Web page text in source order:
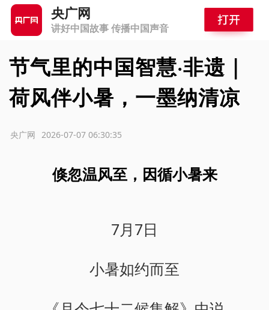
央广网
讲好中国故事 传播中国声音
节气里的中国智慧·非遗｜
荷风伴小暑，一墨纳清凉
2026-07-07 06:30:35
央广网
倏忽温风至，因循小暑来
7月7日
小暑如约而至